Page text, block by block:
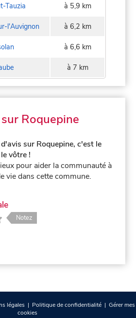
Tauzia à 5,9 km
l'Auvignon à 6,2 km
à 6,6 km
à 7 km
Roquepine
sur Roquepine, c'est le
vôtre !
pour aider la communauté à
vie dans cette commune.
Notez
légales| Politique de confidentialité| Gérer mes
cookies